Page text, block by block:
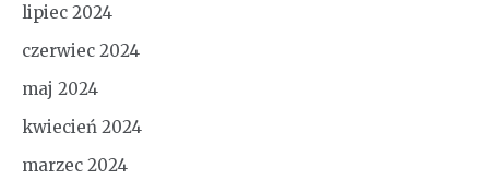
lipiec 2024
czerwiec 2024
maj 2024
kwiecień 2024
marzec 2024